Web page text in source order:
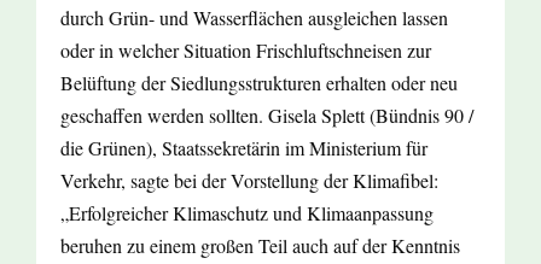
durch Grün- und Wasserflächen ausgleichen lassen
oder in welcher Situation Frischluftschneisen zur
Belüftung der Siedlungsstrukturen erhalten oder neu
geschaffen werden sollten. Gisela Splett (Bündnis 90 /
die Grünen), Staatssekretärin im Ministerium für
Verkehr, sagte bei der Vorstellung der Klimafibel:
„Erfolgreicher Klimaschutz und Klimaanpassung
beruhen zu einem großen Teil auch auf der Kenntnis